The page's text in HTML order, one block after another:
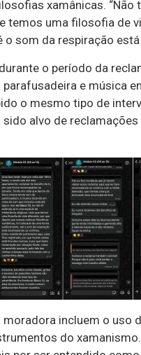
xamânicas. “Não
temos uma filosofia de
o som da respiração
o período da
e música
o mesmo tipo de
alvo de
incluem o uso
do